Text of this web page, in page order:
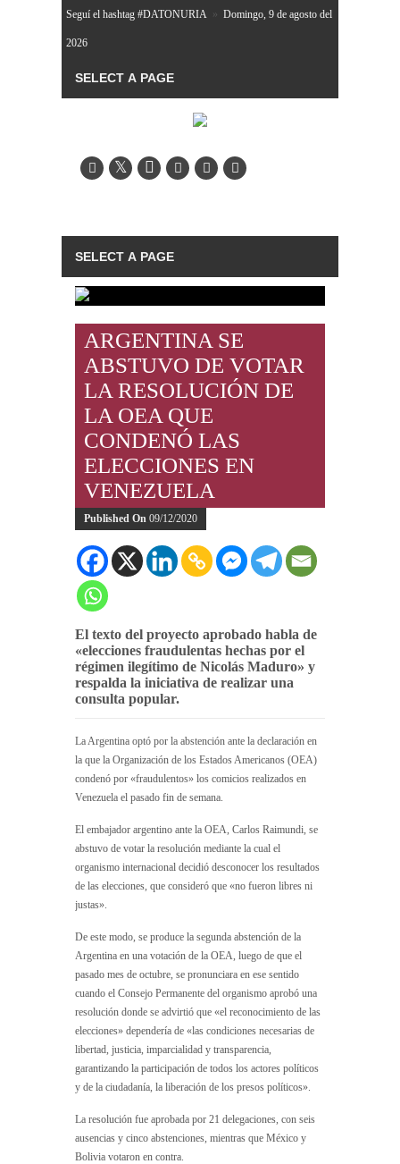
Seguí el hashtag #DATONURIA » Domingo, 9 de agosto del
2026
ARGENTINA SE
ABSTUVO DE VOTAR
LA RESOLUCIÓN DE
LA OEA QUE
CONDENÓ LAS
ELECCIONES EN
VENEZUELA
Published On 09/12/2020
El texto del proyecto aprobado habla de
«elecciones fraudulentas hechas por el
régimen ilegítimo de Nicolás Maduro» y
respalda la iniciativa de realizar una
consulta popular.
La Argentina optó por la abstención ante la declaración en
la que la Organización de los Estados Americanos (OEA)
condenó por «fraudulentos» los comicios realizados en
Venezuela el pasado fin de semana.
El embajador argentino ante la OEA, Carlos Raimundi, se
abstuvo de votar la resolución mediante la cual el
organismo internacional decidió desconocer los resultados
de las elecciones, que consideró que «no fueron libres ni
justas».
De este modo, se produce la segunda abstención de la
Argentina en una votación de la OEA, luego de que el
pasado mes de octubre, se pronunciara en ese sentido
cuando el Consejo Permanente del organismo aprobó una
resolución donde se advirtió que «el reconocimiento de las
elecciones» dependería de «las condiciones necesarias de
libertad, justicia, imparcialidad y transparencia,
garantizando la participación de todos los actores políticos
y de la ciudadanía, la liberación de los presos políticos».
La resolución fue aprobada por 21 delegaciones, con seis
ausencias y cinco abstenciones, mientras que México y
Bolivia votaron en contra.